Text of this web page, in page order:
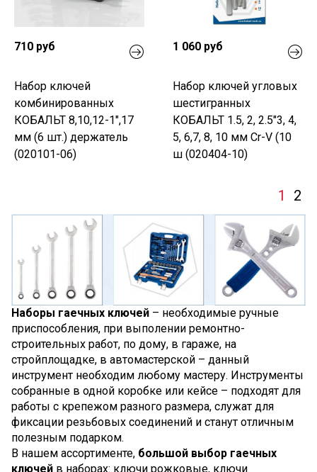
710 руб
Набор ключей
комбинированных
КОБАЛЬТ 8,10,12-1",17
мм (6 шт.) держатель
(020101-06)
1 060 руб
Набор ключей угловых
шестигранных
КОБАЛЬТ 1.5, 2, 2.5"3, 4,
5, 6,7, 8, 10 мм Cr-V (10
ш (020404-10)
1 2
Наборы гаечных ключей – необходимые ручные
приспособления, при выполении ремонтно-
строительных работ, по дому, в гараже, на
стройплощадке, в автомастерской – данный
инструмент необходим любому мастеру. Инструменты
собранные в одной коробке или кейсе – подходят для
работы с крепежом разного размера, служат для
фиксации резьбовых соединений и станут отличным
полезным подарком.
В нашем ассортименте, большой выбор гаечных
ключей в наборах: ключи рожковые, ключи